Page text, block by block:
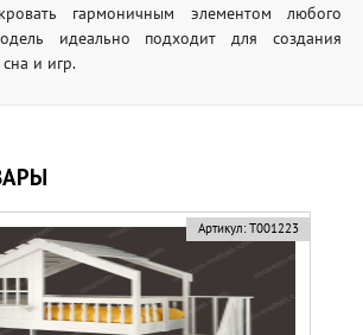
гармоничным элементом любого
идеально подходит для создания
и игр.
Артикул: Т001223